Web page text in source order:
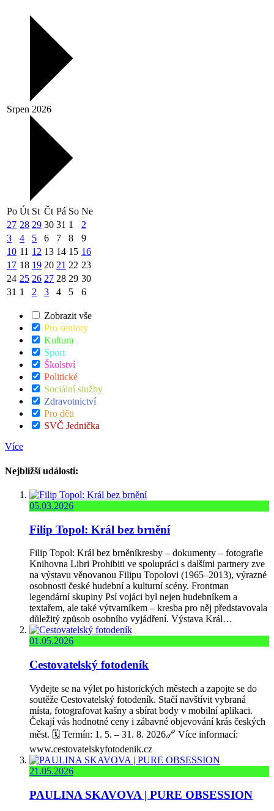
Srpen 2026
Po Út St Čt Pá So Ne
27 28 29 30 31 1
2
3
4 5 6 7 8
9
10 11 12 13 14 15 16
17 18 19 20 21 22 23
24 25 26 27 28 29 30
31 1 2 3 4 5 6
Zobrazit vše
Pro seniory
Kultura
Sport
Školství
Politické
Sociální služby
Zdravotnictví
Pro děti
SVČ Jednička
Více
Nejbližší události:
05.03.2026
Filip Topol: Král bez brnění
Filip Topol: Král bez brněníkresby – dokumenty – fotografie
Knihovna Libri Prohibiti ve spolupráci s dalšími partnery zve
na výstavu věnovanou Filipu Topolovi (1965–2013), výrazné
osobnosti české hudební a kulturní scény. Frontman
legendární skupiny Psí vojáci byl nejen hudebníkem a
textařem, ale také výtvarníkem – kresba pro něj představovala
důležitý způsob osobního vyjádření. Výstava Král…
01.05.2026
Cestovatelský fotodeník
Vydejte se na výlet po historických městech a zapojte se do
soutěže Cestovatelský fotodeník. Stačí navštívit vybraná
místa, fotografovat kašny a sbírat body v mobilní aplikaci.
Čekají vás hodnotné ceny i zábavné objevování krás českých
měst. 🗓️ Termín: 1. 5. – 31. 8. 2026🔗 Více informací:
www.cestovatelskyfotodenik.cz
21.05.2026
PAULINA SKAVOVA | PURE OBSESSION